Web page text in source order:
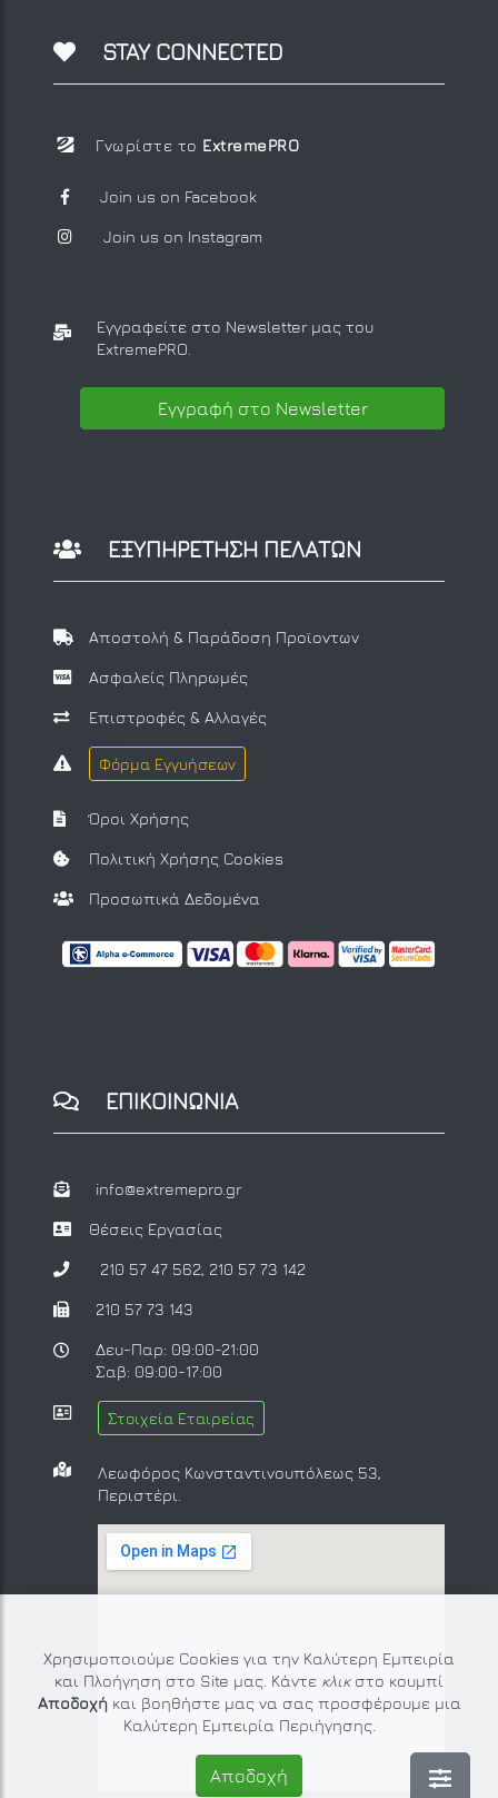
Χρησιμοποιούμε Cookies για την Καλύτερη Εμπειρία
και Πλοήγηση στο Site μας. Κάντε κλικ στο κουμπί
Αποδοχήκαι βοηθήστε μας να σας προσφέρουμε μια
Καλύτερη Εμπειρία Περιήγησης.
Αποδοχή
STAY CONNECTED
Γνωρίστε το ExtremePRO
Join us on Facebook
Join us on Instagram
Εγγραφείτε στο Newsletter μας του
ExtremePRO.
Εγγραφή στο Newsletter
ΕΞΥΠΗΡΕΤΗΣΗ ΠΕΛΑΤΩΝ
Αποστολή & Παράδοση Προϊοντων
Ασφαλείς Πληρωμές
Επιστροφές & Αλλαγές
Φόρμα Εγγυήσεων
Όροι Χρήσης
Πολιτική Χρήσης Cookies
Προσωπικά Δεδομένα
ΕΠΙΚΟΙΝΩΝΙΑ
info@extremepro.gr
Θέσεις Εργασίας
210 57 47 562, 210 57 73 142
210 57 73 143
Δευ-Παρ: 09:00-21:00
Σαβ: 09:00-17:00
Στοιχεία Εταιρείας
Λεωφόρος Κωνσταντινουπόλεως 53,
Περιστέρι.